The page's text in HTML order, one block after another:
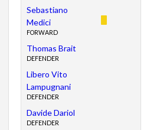
Sebastiano
Medici
FORWARD
Thomas Brait
DEFENDER
Libero Vito
Lampugnani
DEFENDER
Davide Dariol
DEFENDER